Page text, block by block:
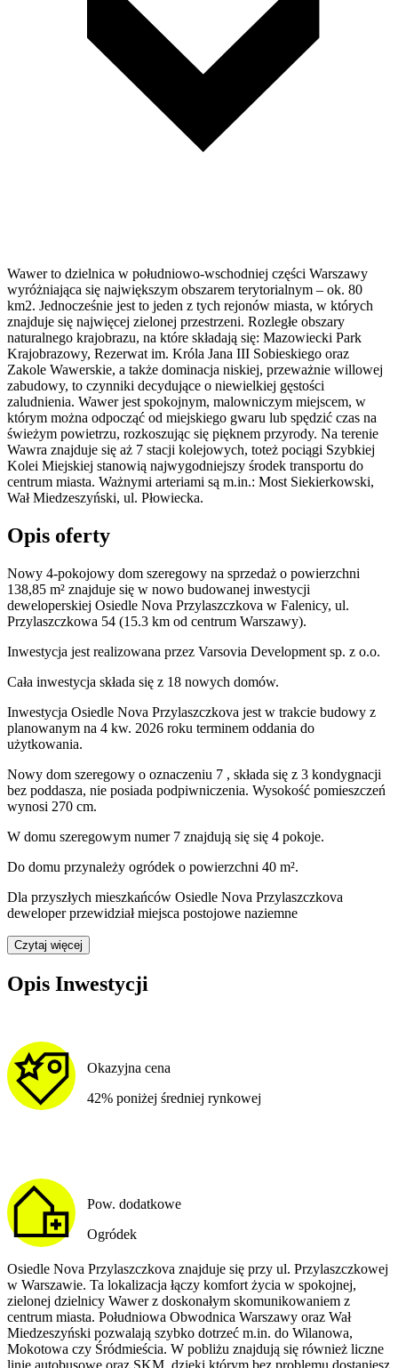
Wawer to dzielnica w południowo-wschodniej części Warszawy
wyróżniająca się największym obszarem terytorialnym – ok. 80
km2. Jednocześnie jest to jeden z tych rejonów miasta, w których
znajduje się najwięcej zielonej przestrzeni. Rozległe obszary
naturalnego krajobrazu, na które składają się: Mazowiecki Park
Krajobrazowy, Rezerwat im. Króla Jana III Sobieskiego oraz
Zakole Wawerskie, a także dominacja niskiej, przeważnie willowej
zabudowy, to czynniki decydujące o niewielkiej gęstości
zaludnienia. Wawer jest spokojnym, malowniczym miejscem, w
którym można odpocząć od miejskiego gwaru lub spędzić czas na
świeżym powietrzu, rozkoszując się pięknem przyrody. Na terenie
Wawra znajduje się aż 7 stacji kolejowych, toteż pociągi Szybkiej
Kolei Miejskiej stanowią najwygodniejszy środek transportu do
centrum miasta. Ważnymi arteriami są m.in.: Most Siekierkowski,
Wał Miedzeszyński, ul. Płowiecka.
Opis oferty
Nowy 4-pokojowy dom szeregowy na sprzedaż o powierzchni
138,85 m² znajduje się w nowo budowanej inwestycji
deweloperskiej Osiedle Nova Przylaszczkova w Falenicy, ul.
Przylaszczkowa 54 (15.3 km od centrum Warszawy).
Inwestycja jest realizowana przez Varsovia Development sp. z o.o.
Cała inwestycja składa się z 18 nowych domów.
Inwestycja Osiedle Nova Przylaszczkova jest w trakcie budowy z
planowanym na 4 kw. 2026 roku terminem oddania do
użytkowania.
Nowy dom szeregowy o oznaczeniu 7 , składa się z 3 kondygnacji
bez poddasza, nie posiada podpiwniczenia. Wysokość pomieszczeń
wynosi 270 cm.
W domu szeregowym numer 7 znajdują się się 4 pokoje.
Do domu przynależy ogródek o powierzchni 40 m².
Dla przyszłych mieszkańców Osiedle Nova Przylaszczkova
deweloper przewidziałmiejsca postojowe naziemne
Czytaj więcej
Opis Inwestycji
Okazyjna cena
42% poniżej średniej rynkowej
Pow. dodatkowe
Ogródek
Osiedle Nova Przylaszczkova znajduje się przy ul. Przylaszczkowej
w Warszawie. Ta lokalizacja łączy komfort życia w spokojnej,
zielonej dzielnicy Wawer z doskonałym skomunikowaniem z
centrum miasta. Południowa Obwodnica Warszawy oraz Wał
Miedzeszyński pozwalają szybko dotrzeć m.in. do Wilanowa,
Mokotowa czy Śródmieścia. W pobliżu znajdują się również liczne
linie autobusowe oraz SKM, dzięki którym bez problemu dostaniesz